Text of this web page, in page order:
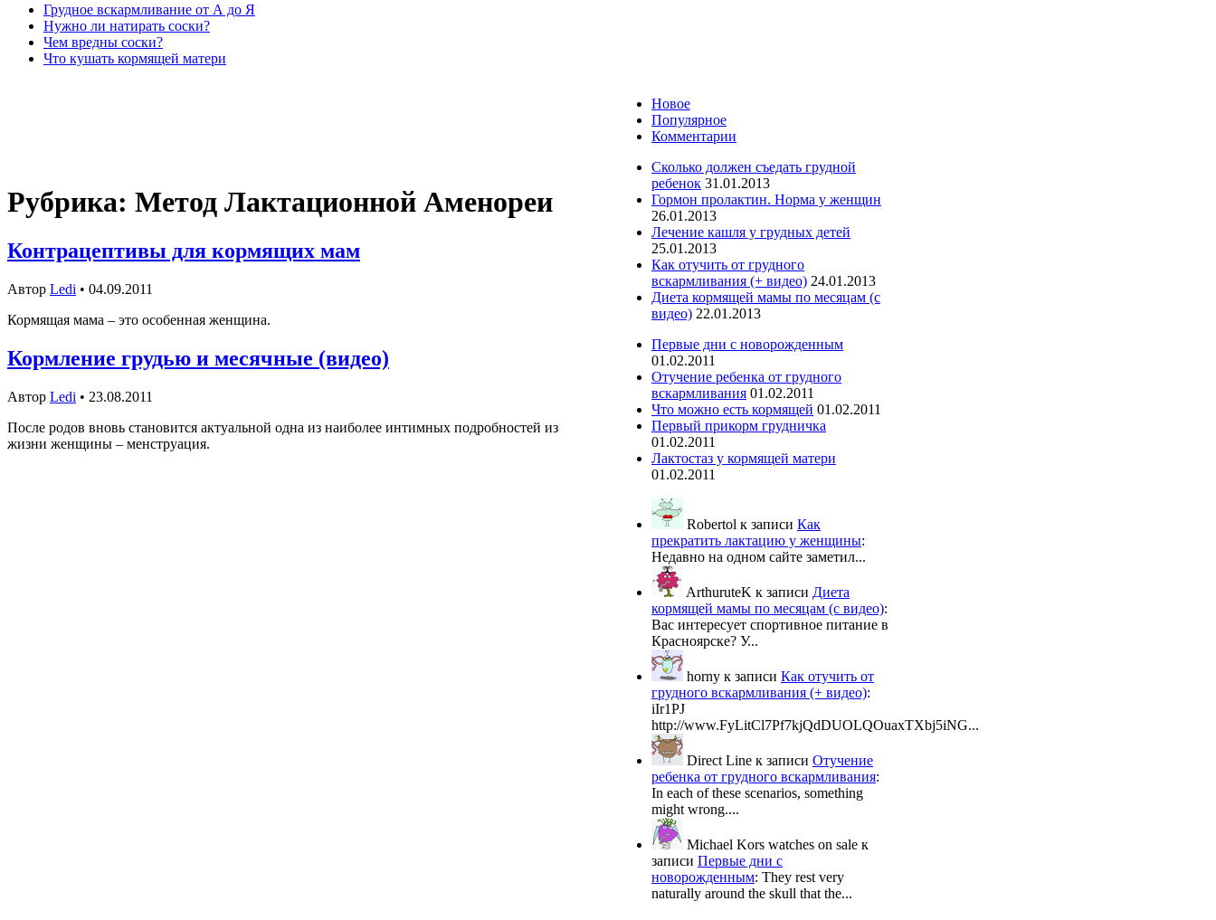
Грудное вскармливание от А до Я
Нужно ли натирать соски?
Чем вредны соски?
Что кушать кормящей матери
Рубрика: Метод Лактационной Аменореи
Контрацептивы для кормящих мам
Автор Ledi • 04.09.2011
Кормящая мама – это особенная женщина.
Кормление грудью и месячные (видео)
Автор Ledi • 23.08.2011
После родов вновь становится актуальной одна из наиболее интимных подробностей из
жизни женщины – менструация.
Новое
Популярное
Комментарии
Сколько должен съедать грудной
ребенок 31.01.2013
Гормон пролактин. Норма у женщин
26.01.2013
Лечение кашля у грудных детей
25.01.2013
Как отучить от грудного
вскармливания (+ видео) 24.01.2013
Диета кормящей мамы по месяцам (с
видео) 22.01.2013
Первые дни с новорожденным
01.02.2011
Отучение ребенка от грудного
вскармливания 01.02.2011
Что можно есть кормящей 01.02.2011
Первый прикорм грудничка
01.02.2011
Лактостаз у кормящей матери
01.02.2011
Robertol к записи Как
прекратить лактацию у женщины:
Недавно на одном сайте заметил...
ArthuruteK к записи Диета
кормящей мамы по месяцам (с видео):
Вас интересует спортивное питание в
Красноярске? У...
horny к записи Как отучить от
грудного вскармливания (+ видео):
iIr1PJ
http://www.FyLitCl7Pf7kjQdDUOLQOuaxTXbj5iNG...
Direct Line к записи Отучение
ребенка от грудного вскармливания:
In each of these scenarios, something
might wrong....
Michael Kors watches on sale к
записи Первые дни с
новорожденным: They rest very
naturally around the skull that the...